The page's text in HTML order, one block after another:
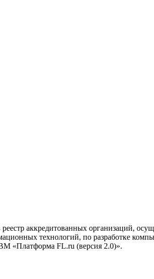
аккредитованных организаций,
технологий, по разработке
«Платформа FL.ru (версия 2.0)».